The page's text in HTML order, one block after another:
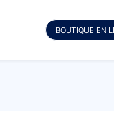
BOUTIQUE EN